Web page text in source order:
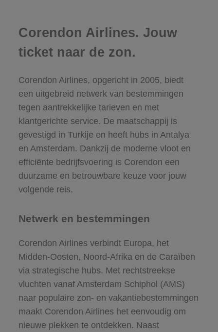
Corendon Airlines. Jouw
ticket naar de zon.
Corendon Airlines, opgericht in 2005, biedt
een uitgebreid netwerk van bestemmingen
tegen aantrekkelijke tarieven en met
klantgerichte service. De maatschappij is
gevestigd in Turkije en heeft hubs in Antalya
en Amsterdam. Dankzij de moderne vloot en
efficiënte bedrijfsvoering is Corendon een
duurzame en betrouwbare keuze voor jouw
volgende reis.
Netwerk en bestemmingen
Corendon Airlines verbindt Europa, het
Midden-Oosten, Noord-Afrika en de Caraïben
via strategische hubs. Met rechtstreekse
vluchten vanaf Amsterdam Schiphol (AMS)
naar populaire zon- en vakantiebestemmingen
maakt Corendon Airlines het eenvoudig om
nieuwe plekken te ontdekken. Naast